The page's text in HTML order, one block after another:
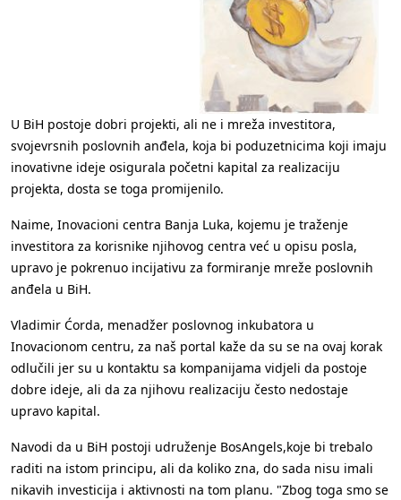
U BiH postoje dobri projekti, ali ne i mreža investitora,
svojevrsnih poslovnih anđela, koja bi poduzetnicima koji imaju
inovativne ideje osigurala početni kapital za realizaciju
projekta, dosta se toga promijenilo.
Naime, Inovacioni centra Banja Luka, kojemu je traženje
investitora za korisnike njihovog centra već u opisu posla,
upravo je pokrenuo incijativu za formiranje mreže poslovnih
anđela u BiH.
Vladimir Ćorda, menadžer poslovnog inkubatora u
Inovacionom centru, za naš portal kaže da su se na ovaj korak
odlučili jer su u kontaktu sa kompanijama vidjeli da postoje
dobre ideje, ali da za njihovu realizaciju često nedostaje
upravo kapital.
Navodi da u BiH postoji udruženje BosAngels,koje bi trebalo
raditi na istom principu, ali da koliko zna, do sada nisu imali
nikavih investicija i aktivnosti na tom planu. "Zbog toga smo se